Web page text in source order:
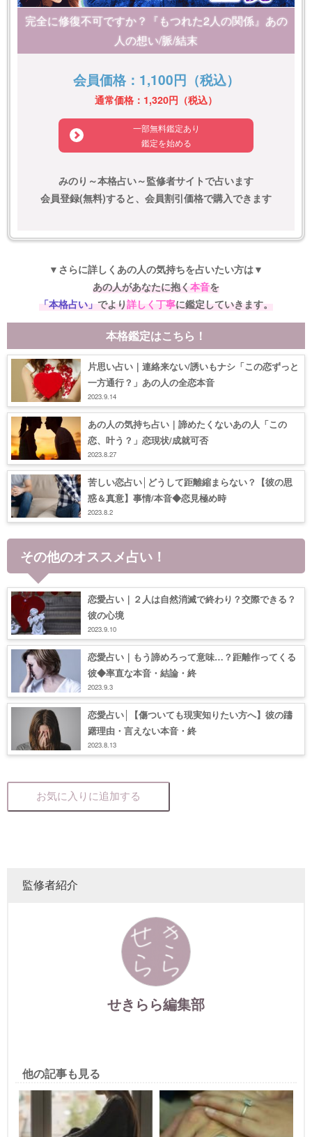
完全に修復不可ですか？『もつれた2人の関係』あの
人の想い/脈/結末
会員価格：1,100円（税込）
通常価格：1,320円（税込）
一部無料鑑定あり
鑑定を始める
みのり～本格占い～監修者サイトで占います
会員登録(無料)すると、会員割引価格で購入できます
▼さらに詳しくあの人の気持ちを占いたい方は▼
あの人があなたに抱く本音を
「本格占い」 でより詳しく丁寧に鑑定していきます。
本格鑑定はこちら！
片思い占い｜連絡来ない/誘いもナシ「この恋ずっと
一方通行？」あの人の全恋本音
2023.9.14
あの人の気持ち占い｜諦めたくないあの人「この
恋、叶う？」恋現状/成就可否
2023.8.27
苦しい恋占い│どうして距離縮まらない？【彼の思
惑＆真意】事情/本音◆恋見極め時
2023.8.2
その他のオススメ占い！
恋愛占い｜２人は自然消滅で終わり？交際できる？
彼の心境
2023.9.10
恋愛占い｜もう諦めろって意味…？距離作ってくる
彼◆率直な本音・結論・終
2023.9.3
恋愛占い│【傷ついても現実知りたい方へ】彼の躊
躇理由・言えない本音・終
2023.8.13
お気に入りに追加する
監修者紹介
せきらら編集部
他の記事も見る